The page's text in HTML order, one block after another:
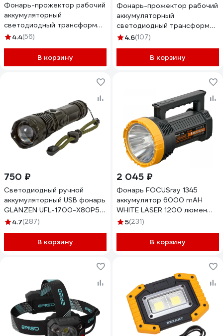
Фонарь-прожектор рабочий
аккумуляторный
светодиодный трансформер
ФОТОН WPВ-6200 20W
4.4(56)
В корзину
Фонарь-прожектор рабочий
аккумуляторный
светодиодный трансформер
ФОТОН WPВ-7800 20 Вт
4.6(107)
В корзину
750 ₽
Светодиодный ручной
аккумуляторный USB фонарь
GLANZEN UFL-1700-X80P50
КА-00008346
4.7(287)
В корзину
2 045 ₽
Фонарь FOCUSray 1345
аккумулятор 6000 mAH
WHITE LASER 1200 люмен
USB кабель, 890583
5(231)
В корзину